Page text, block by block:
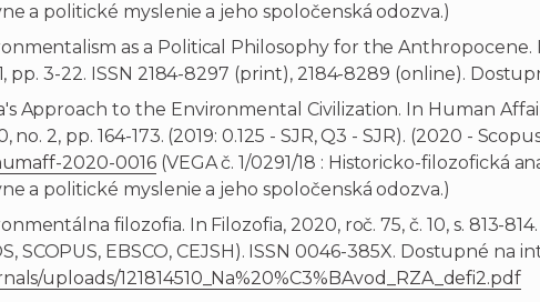
a politické myslenie a jeho spoločenská odozva.)
as a Political Philosophy for the
pp. 3-22. ISSN 2184-8297 (print), 2184-8289 (online).
Approach to the Environmental Civilization. In Human
2, pp. 164-173. (2019: 0.125 - SJR, Q3 - SJR). (2020 -
2020-0016(VEGA č. 1/0291/18 : Historicko-filozofická
a politické myslenie a jeho spoločenská odozva.)
filozofia. In Filozofia, 2020, roč. 75, č. 10, s. 813-
SCOPUS, EBSCO, CEJSH). ISSN 0046-385X. Dostupné na
uploads/121814510_Na%20%C3%BAvod_RZA_defi2.pdf